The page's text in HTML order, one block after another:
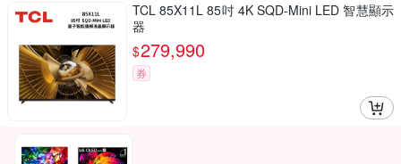
TCL 85X11L 85吋 4K SQD-Mini LED 智慧顯示
器
$279,990
券